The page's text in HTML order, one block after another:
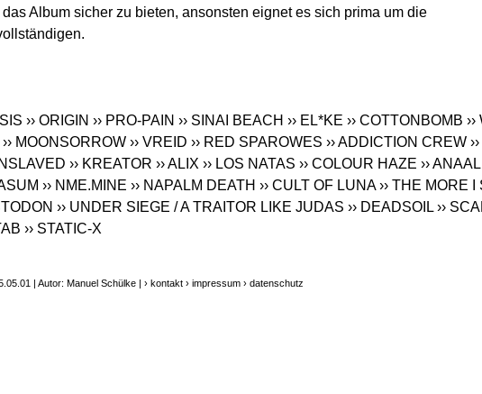
Album sicher zu bieten, ansonsten eignet es sich prima um die
›› ORIGIN ›› PRO-PAIN ›› SINAI BEACH ›› EL*KE ›› COTTONBOMB
›› MOONSORROW ›› VREID ›› RED SPAROWES ›› ADDICTION CREW ››
›› KREATOR ›› ALIX ›› LOS NATAS ›› COLOUR HAZE ›› ANAAL
›› NME.MINE ›› NAPALM DEATH ›› CULT OF LUNA ›› THE MORE I
›› UNDER SIEGE / A TRAITOR LIKE JUDAS ›› DEADSOIL ››
›› STATIC-X
| Autor: Manuel Schülke | › kontakt › impressum › datenschutz